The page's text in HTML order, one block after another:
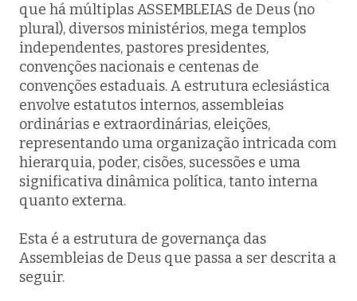
que há múltiplas ASSEMBLEIAS de Deus (no
plural), diversos ministérios, mega templos
independentes, pastores presidentes,
convenções nacionais e centenas de
convenções estaduais. A estrutura eclesiástica
envolve estatutos internos, assembleias
ordinárias e extraordinárias, eleições,
representando uma organização intricada com
hierarquia, poder, cisões, sucessões e uma
significativa dinâmica política, tanto interna
quanto externa.
Esta é a estrutura de governança das
Assembleias de Deus que passa a ser descrita a
seguir.